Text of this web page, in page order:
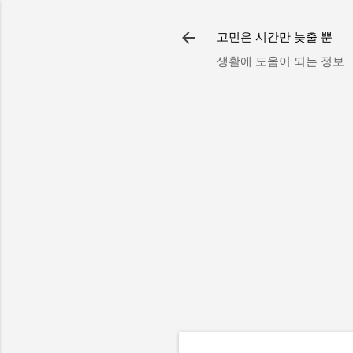
고민은 시간만 늦출 뿐
생활에 도움이 되는 정보